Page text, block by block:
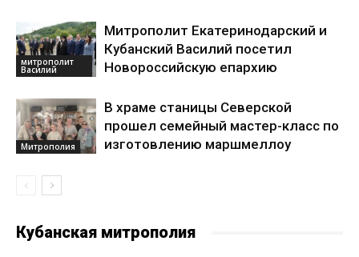
митрополит
Василий
Митрополит Екатеринодарский и
Кубанский Василий посетил
Новороссийскую епархию
Митрополия
В храме станицы Северской
прошел семейный мастер-класс по
изготовлению маршмеллоу
Кубанская митрополия